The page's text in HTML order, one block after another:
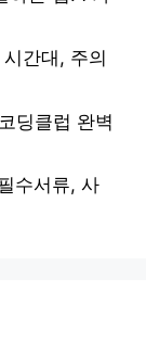
간대, 주의
딩클럽 완벽
수서류, 사